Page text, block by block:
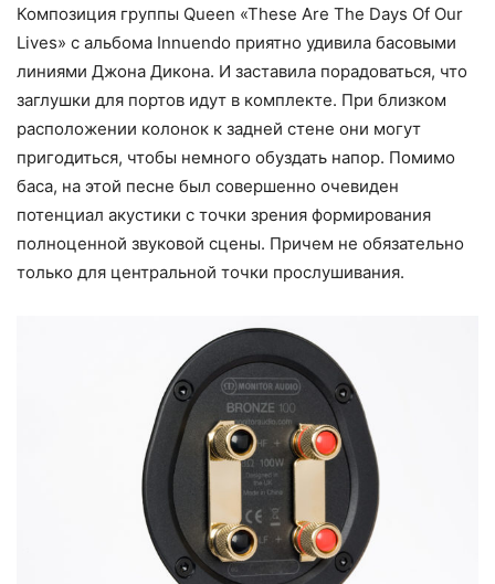
Композиция группы Queen «These Are The Days Of Our
Lives» с альбома Innuendo приятно удивила басовыми
линиями Джона Дикона. И заставила порадоваться, что
заглушки для портов идут в комплекте. При близком
расположении колонок к задней стене они могут
пригодиться, чтобы немного обуздать напор. Помимо
баса, на этой песне был совершенно очевиден
потенциал акустики с точки зрения формирования
полноценной звуковой сцены. Причем не обязательно
только для центральной точки прослушивания.